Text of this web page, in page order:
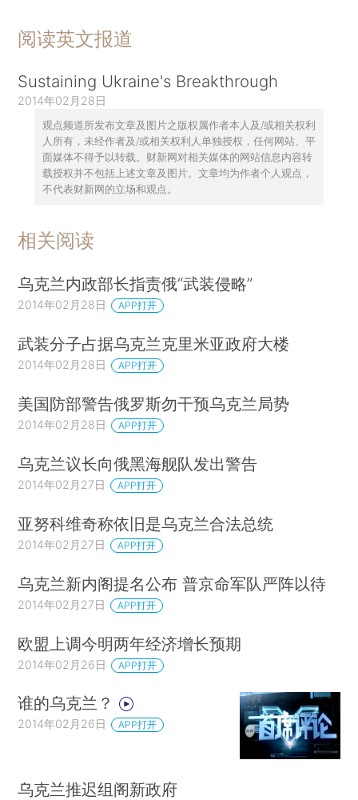
阅读英文报道
Sustaining Ukraine's Breakthrough
2014年02月28日
观点频道所发布文章及图片之版权属作者本人及/或相关权利
人所有，未经作者及/或相关权利人单独授权，任何网站、平
面媒体不得予以转载。财新网对相关媒体的网站信息内容转
载授权并不包括上述文章及图片。文章均为作者个人观点，
不代表财新网的立场和观点。
相关阅读
乌克兰内政部长指责俄“武装侵略”
2014年02月28日 APP打开
武装分子占据乌克兰克里米亚政府大楼
2014年02月28日 APP打开
美国防部警告俄罗斯勿干预乌克兰局势
2014年02月28日 APP打开
乌克兰议长向俄黑海舰队发出警告
2014年02月27日 APP打开
亚努科维奇称依旧是乌克兰合法总统
2014年02月27日 APP打开
乌克兰新内阁提名公布 普京命军队严阵以待
2014年02月27日 APP打开
欧盟上调今明两年经济增长预期
2014年02月26日 APP打开
谁的乌克兰？
2014年02月26日 APP打开
乌克兰推迟组阁新政府